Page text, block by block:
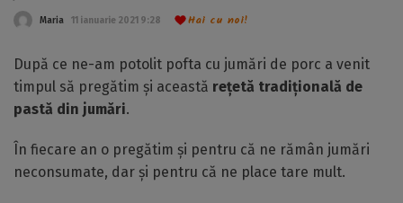
Maria 11 ianuarie 2021 9:28 Hai cu noi!
După ce ne-am potolit pofta cu jumări de porc a venit
timpul să pregătim și această rețetă tradițională de
pastă din jumări.
În fiecare an o pregătim și pentru că ne rămân jumări
neconsumate, dar și pentru că ne place tare mult.